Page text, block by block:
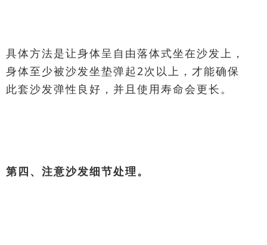
具体方法是让身体呈自由落体式坐在沙发上，
身体至少被沙发坐垫弹起2次以上，才能确保
此套沙发弹性良好，并且使用寿命会更长。
第四、注意沙发细节处理。